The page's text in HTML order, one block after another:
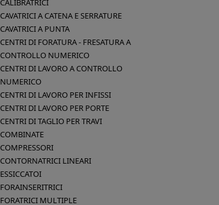
CALIBRATRICI
CAVATRICI A CATENA E SERRATURE
CAVATRICI A PUNTA
CENTRI DI FORATURA - FRESATURA A
CONTROLLO NUMERICO
CENTRI DI LAVORO A CONTROLLO
NUMERICO
CENTRI DI LAVORO PER INFISSI
CENTRI DI LAVORO PER PORTE
CENTRI DI TAGLIO PER TRAVI
COMBINATE
COMPRESSORI
CONTORNATRICI LINEARI
ESSICCATOI
FORAINSERITRICI
FORATRICI MULTIPLE